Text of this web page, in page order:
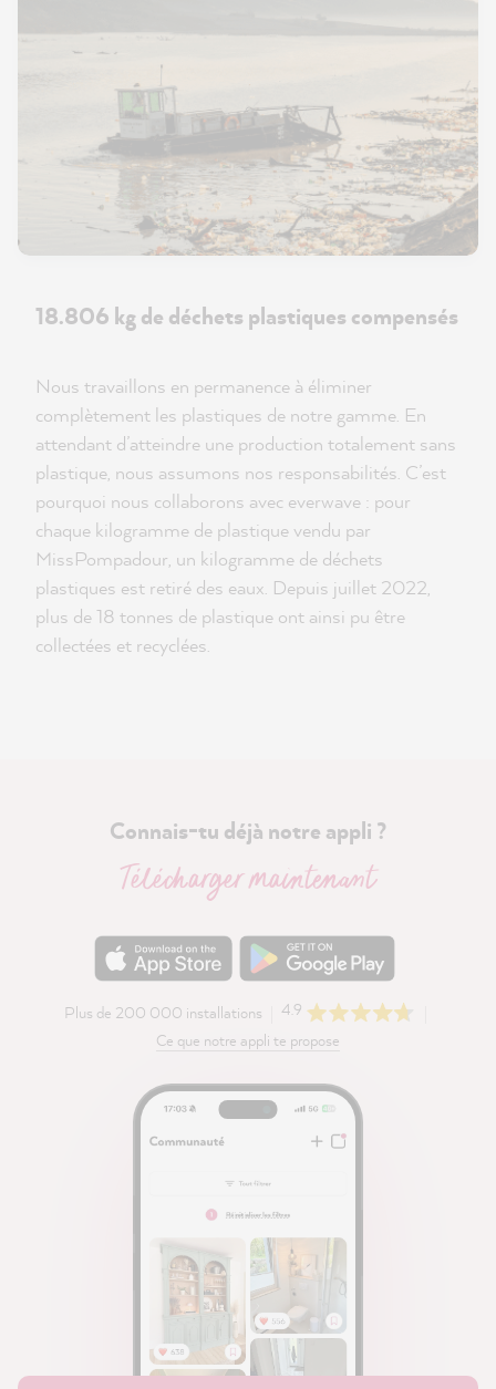
18.806 kg de déchets plastiques compensés
Nous travaillons en permanence à éliminer
complètement les plastiques de notre gamme. En
attendant d’atteindre une production totalement sans
plastique, nous assumons nos responsabilités. C’est
pourquoi nous collaborons avec everwave : pour
chaque kilogramme de plastique vendu par
MissPompadour, un kilogramme de déchets
plastiques est retiré des eaux. Depuis juillet 2022,
plus de 18 tonnes de plastique ont ainsi pu être
collectées et recyclées.
Connais-tu déjà notre appli ?
Télécharger maintenant
Plus de 200 000 installations
4.9
Ce que notre appli te propose